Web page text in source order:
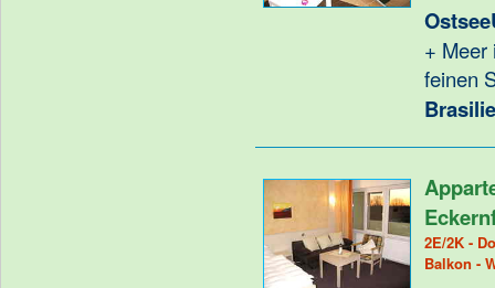
+ Meer
feinen
2E/2K -
Balkon -